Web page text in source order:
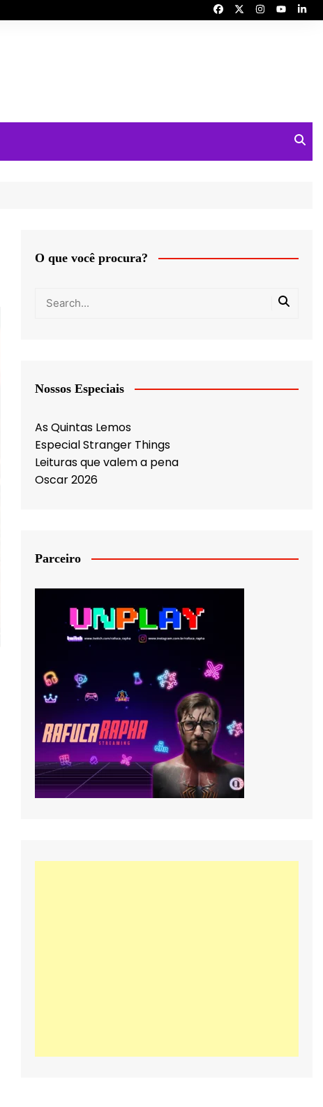
O que você procura?
Nossos Especiais
As Quintas Lemos
Especial Stranger Things
Leituras que valem a pena
Oscar 2026
Parceiro